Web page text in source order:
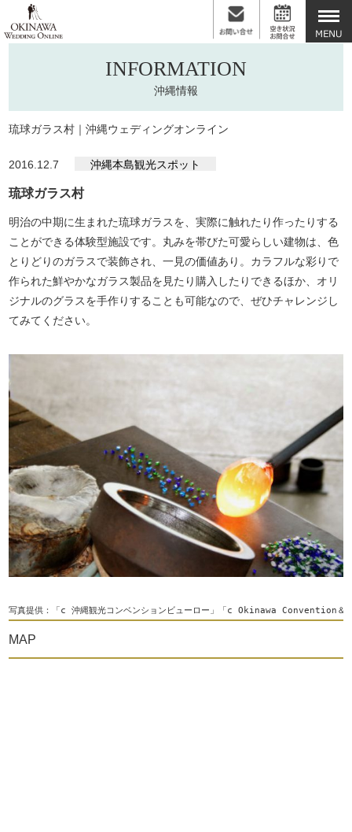
INFORMATION
沖縄情報
琉球ガラス村｜沖縄ウェディングオンライン
2016.12.7 沖縄本島観光スポット
琉球ガラス村
明治の中期に生まれた琉球ガラスを、実際に触れたり作ったりする
ことができる体験型施設です。丸みを帯びた可愛らしい建物は、色
とりどりのガラスで装飾され、一見の価値あり。カラフルな彩りで
作られた鮮やかなガラス製品を見たり購入したりできるほか、オリ
ジナルのグラスを手作りすることも可能なので、ぜひチャレンジし
てみてください。
写真提供：「c 沖縄観光コンベンションビューロー」「c Okinawa
MAP